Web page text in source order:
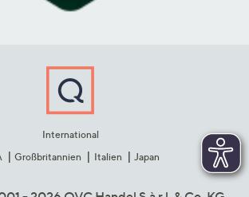
International
Großbritannien Italien Japan